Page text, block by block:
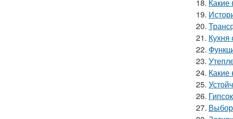
18. Какие
19.
20.
21. Кухня
22.
23.
24. Какие
25.
26.
27. Выбор